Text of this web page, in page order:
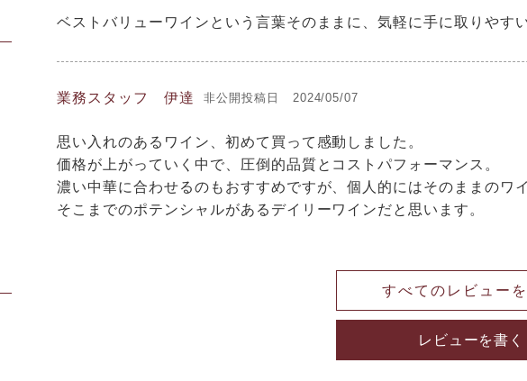
ベストバリューワインという言葉そのままに、気軽に手に取りやす
業務スタッフ 伊達 非公開 投稿日 2024/05/07
思い入れのあるワイン、初めて買って感動しました。
価格が上がっていく中で、圧倒的品質とコストパフォーマンス。
濃い中華に合わせるのもおすすめですが、個人的にはそのままのワ
そこまでのポテンシャルがあるデイリーワインだと思います。
すべてのレビュー
レビューを書く